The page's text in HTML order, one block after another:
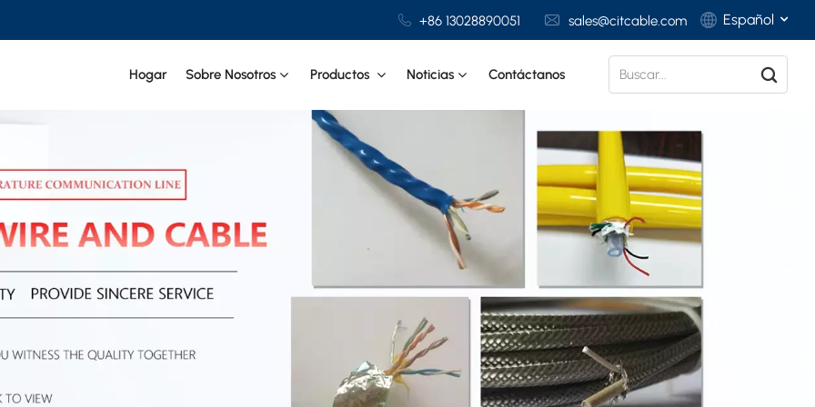
+86 13028890051 sales@citcable.com Español
Deutsch
Italiano
Español
Hogar Sobre Nosotros Productos Noticias Contáctanos